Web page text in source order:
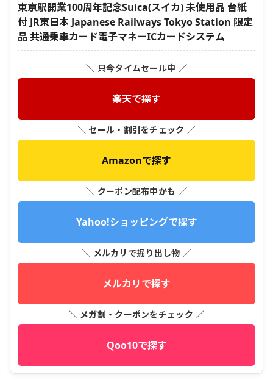
東京駅開業100周年記念Suica(スイカ) 未使用品 台紙
付 JR東日本 Japanese Railways Tokyo Station 限定
品 共通乗車カード電子マネーICカードシステム
＼ 只今タイムセール中 ／
楽天で探す
＼ セール・割引をチェック ／
Amazonで探す
＼ クーポン配布中かも ／
Yahoo!ショッピングで探す
＼ メルカリで掘り出し物 ／
メルカリで探す
＼ メガ割・クーポンをチェック ／
Qoo10で探す